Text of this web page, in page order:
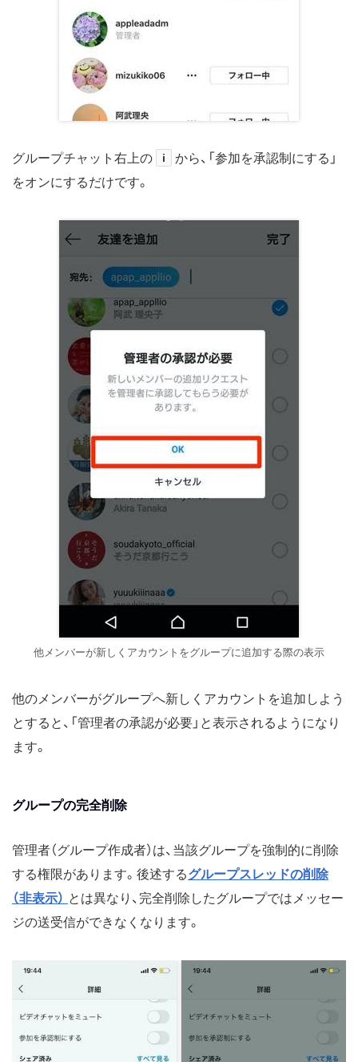
グループチャット右上の i
から、「参加を承認制にする」
をオンにするだけです。
他メンバーが新しくアカウントをグループに追加する際の表示
他のメンバーがグループへ新しくアカウントを追加しよう
とすると、「管理者の承認が必要」と表示されるようになり
ます。
グループの完全削除
管理者（グループ作成者）は、当該グループを強制的に削除
する権限があります。後述するグループスレッドの削除
（非表示） とは異なり、完全削除したグループではメッセー
ジの送受信ができなくなります。